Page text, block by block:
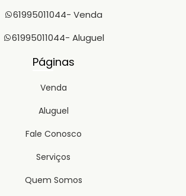
61995011044- Venda
61995011044- Aluguel
Páginas
Venda
Aluguel
Fale Conosco
Serviços
Quem Somos